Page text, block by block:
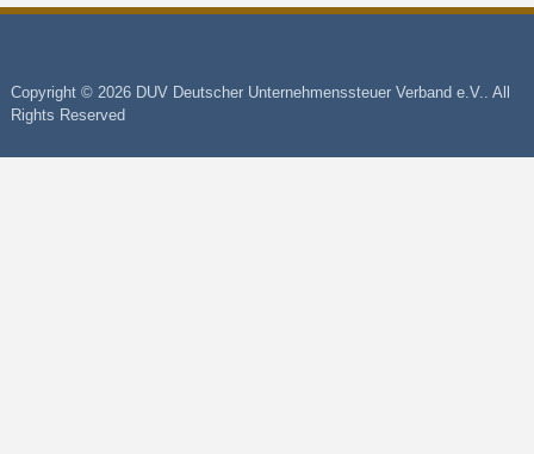
Copyright © 2026 DUV Deutscher Unternehmenssteuer Verband e.V.. All
Rights Reserved